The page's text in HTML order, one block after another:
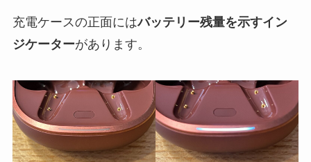
充電ケースの正面にはバッテリー残量を示すイン
ジケーターがあります。